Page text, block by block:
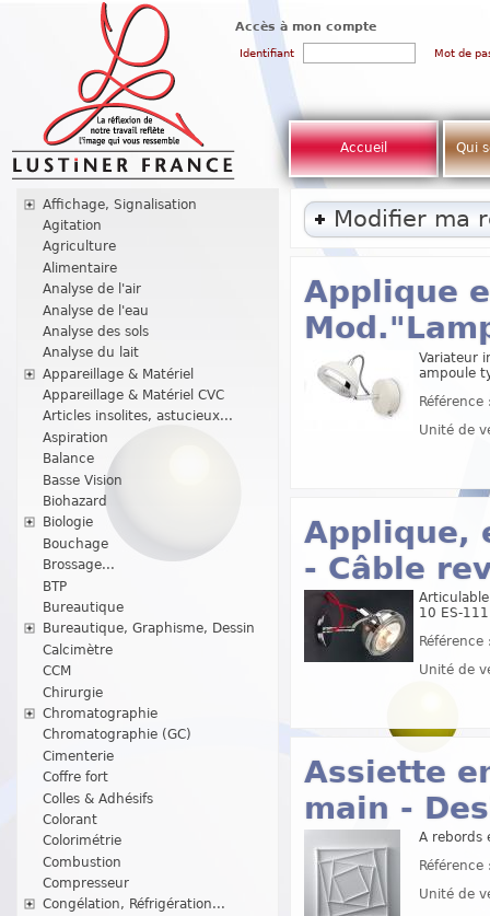
Accès à mon compte
Identifiant Mot de
Accueil Qui
Affichage, Signalisation
Agitation
Agriculture
Alimentaire
Analyse de l'air
Analyse de l'eau
Analyse des sols
Analyse du lait
Appareillage & Matériel
Appareillage & Matériel CVC
Articles insolites, astucieux...
Aspiration
Balance
Basse Vision
Biohazard
Biologie
Bouchage
Brossage...
BTP
Bureautique
Bureautique, Graphisme, Dessin
Calcimètre
CCM
Chirurgie
Chromatographie
Chromatographie (GC)
Cimenterie
Coffre fort
Colles & Adhésifs
Colorant
Colorimétrie
Combustion
Compresseur
Congélation, Réfrigération...
Modifier ma
Applique
Variateur
ampoule
Unité de
Applique,
- Câble
10 ES-
Unité de
Assiette
main -
A rebords
Unité de